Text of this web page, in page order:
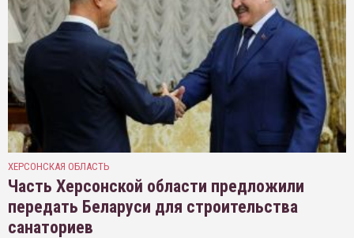
ХЕРСОНСКАЯ ОБЛАСТЬ
Часть Херсонской области предложили
передать Беларуси для строительства
санаториев